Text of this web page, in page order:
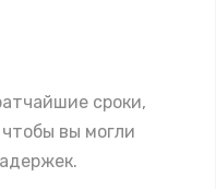
сроки,
вы могли